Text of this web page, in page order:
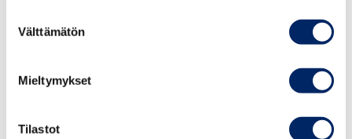
valinta
Välttämätön
Mieltymykset
Tilastot